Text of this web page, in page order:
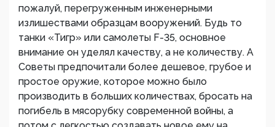
пожалуй, перегруженным инженерными
излишествами образцам вооружений. Будь то
танки «Тигр» или самолеты F-35, основное
внимание он уделял качеству, а не количеству. А
Советы предпочитали более дешевое, грубое и
простое оружие, которое можно было
производить в больших количествах, бросать на
погибель в мясорубку современной войны, а